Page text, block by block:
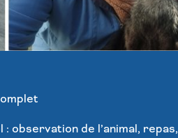
observation de l’animal, repas,